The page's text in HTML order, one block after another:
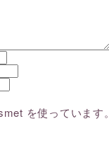
を使っています。